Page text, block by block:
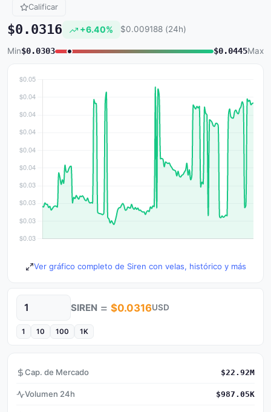
Calificar
$0.0316 +6.40% $0.009188 (24h)
Min$0.0303 $0.0445Max
Ver gráfico completo de Siren con velas, histórico y más
Cantidad SIREN = $0.0316USD
1 10 100 1K
Cap. de Mercado $22.92M
Volumen 24h $987.05K